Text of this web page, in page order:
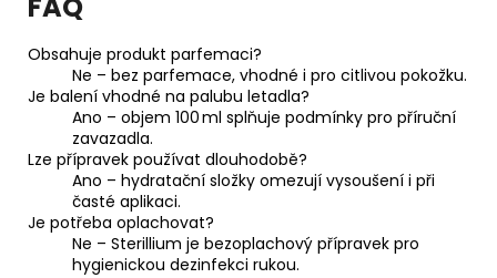
FAQ
Obsahuje produkt parfemaci?
Ne – bez parfemace, vhodné i pro citlivou pokožku.
Je balení vhodné na palubu letadla?
Ano – objem 100 ml splňuje podmínky pro příruční
zavazadla.
Lze přípravek používat dlouhodobě?
Ano – hydratační složky omezují vysoušení i při
časté aplikaci.
Je potřeba oplachovat?
Ne – Sterillium je bezoplachový přípravek pro
hygienickou dezinfekci rukou.